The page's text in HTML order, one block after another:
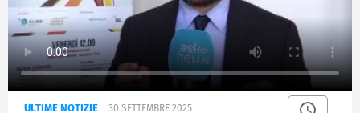
ULTIME NOTIZIE 30 SETTEMBRE 2025